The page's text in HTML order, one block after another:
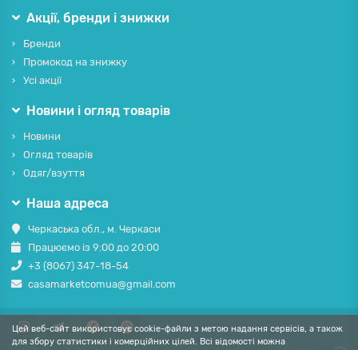
Цей веб-сайт використовує cookie-файли з метою надання сервісів, а також
для збору статистики і комерційних цілей. Всі відомості можна
Акції, бренди і знижки
Бренди
Промокод на знижку
Усі акції
Новини і огляд товарів
Новини
Огляд товарів
Одяг/взуття
Наша адреса
Черкаська обл., м. Черкаси
Працюємо із 9:00 до 20:00
+3 (8067) 347-18-54
casamarketcomua@gmail.com